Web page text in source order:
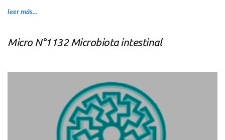
leer más...
Micro N°1132 Microbiota intestinal